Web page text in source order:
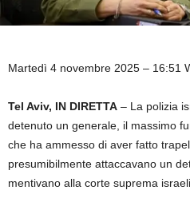
Martedì 4 novembre 2025 – 16:51
Tel Aviv, IN DIRETTA – La polizia
detenuto un generale, il massimo
che ha ammesso di aver fatto
presumibilmente attaccavano un
mentivano alla corte suprema